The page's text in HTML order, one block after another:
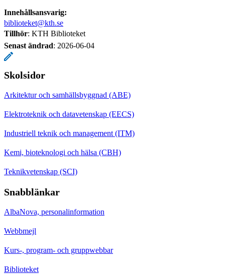
Innehållsansvarig:
biblioteket@kth.se
Tillhör: KTH Biblioteket
Senast ändrad: 2026-06-04
Skolsidor
Arkitektur och samhällsbyggnad (ABE)
Elektroteknik och datavetenskap (EECS)
Industriell teknik och management (ITM)
Kemi, bioteknologi och hälsa (CBH)
Teknikvetenskap (SCI)
Snabblänkar
AlbaNova, personalinformation
Webbmejl
Kurs-, program- och gruppwebbar
Biblioteket